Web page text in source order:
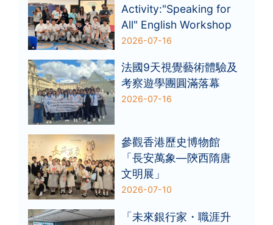
Activity:"Speaking for
All" English Workshop
2026-07-16
法國9天視覺藝術體驗及
考察遊學團圓滿落幕
2026-07-16
參觀香港歷史博物館
「長安萬象—陝西隋唐
文明展」
2026-07-10
「未來銀行家・職涯升